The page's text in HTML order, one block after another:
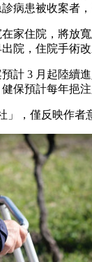
病患被收案者
家住院，將放
院，住院手術改
計 3 月起陸續
保預計每年挹注
」，僅反映作者